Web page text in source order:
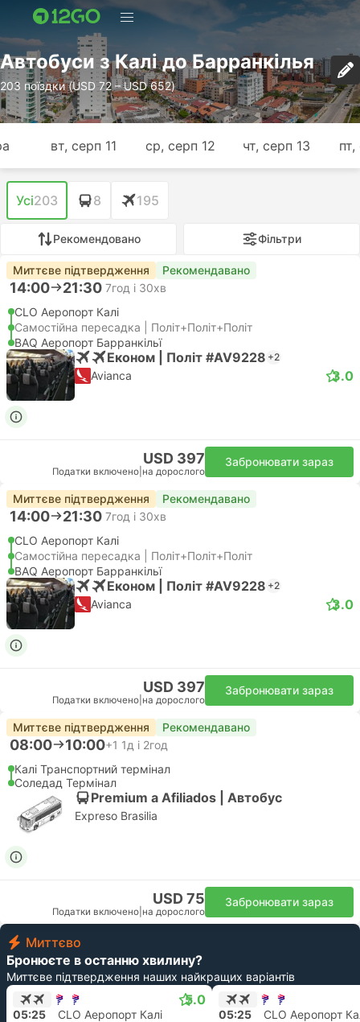
Автобуси з Калі до Барранкілья
203 поїздки (USD 72 – USD 652)
вт, серп 11 ср, серп 12 чт, серп 13
Усі203 8 195
Рекомендовано Фільтри
Миттєве підтвердження Рекомендавано
14:00 21:30 7год і 30хв
CLO Аеропорт Калі
Самостійна пересадка | Політ+Політ+Політ
BAQ Аеропорт Барранкільї
Економ | Політ #AV9228 +2
Avianca 3.0
USD 397
Податки включено на дорослого
Забронювати зараз
Миттєве підтвердження Рекомендавано
14:00 21:30 7год і 30хв
CLO Аеропорт Калі
Самостійна пересадка | Політ+Політ+Політ
BAQ Аеропорт Барранкільї
Економ | Політ #AV9228 +2
Avianca 3.0
USD 397
Податки включено на дорослого
Забронювати зараз
Миттєве підтвердження Рекомендавано
08:00 10:00+1 1д і 2год
Калі Транспортний термінал
Соледад Термінал
Premium a Afiliados | Автобус
Expreso Brasilia
USD 75
Податки включено на дорослого
Забронювати зараз
Миттєво
Бронюєте в останню хвилину?
Миттєве підтвердження наших найкращих варіантів
5.0
05:25 CLO Аеропорт Калі 05:25 CLO Аеропорт